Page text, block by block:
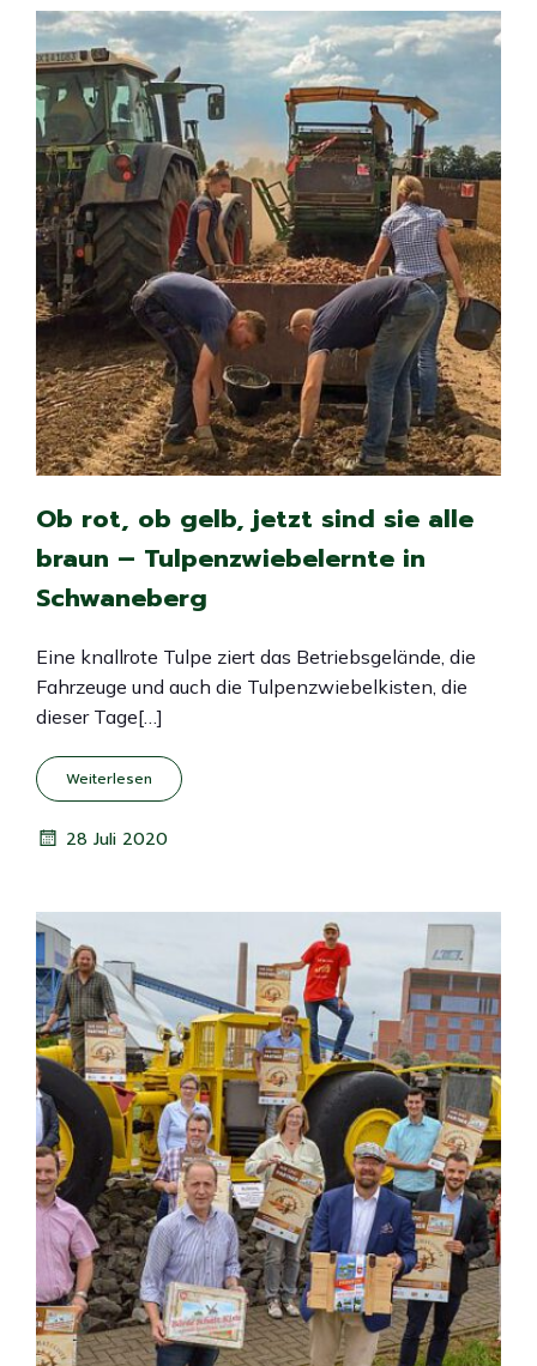
Ob rot, ob gelb, jetzt sind sie alle
braun – Tulpenzwiebelernte in
Schwaneberg
Eine knallrote Tulpe ziert das Betriebsgelände, die
Fahrzeuge und auch die Tulpenzwiebelkisten, die
dieser Tage[…]
Weiterlesen
28 Juli 2020